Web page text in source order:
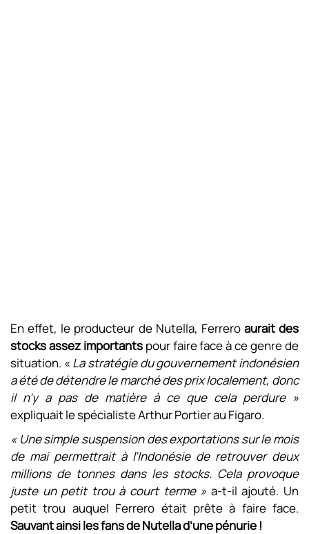
En effet, le producteur de Nutella, Ferrero aurait des
stocks assez importantspour faire face à ce genre de
situation. « La stratégie du gouvernement indonésien
a été de détendre le marché des prix localement, donc
il n’y a pas de matière à ce que cela perdure »
expliquait le spécialiste Arthur Portier au Figaro.
« Une simple suspension des exportations sur le mois
de mai permettrait à l’Indonésie de retrouver deux
millions de tonnes dans les stocks. Cela provoque
juste un petit trou à court terme » a-t-il ajouté. Un
petit trou auquel Ferrero était prête à faire face.
Sauvantainsi les fans de Nutella d’une pénurie !